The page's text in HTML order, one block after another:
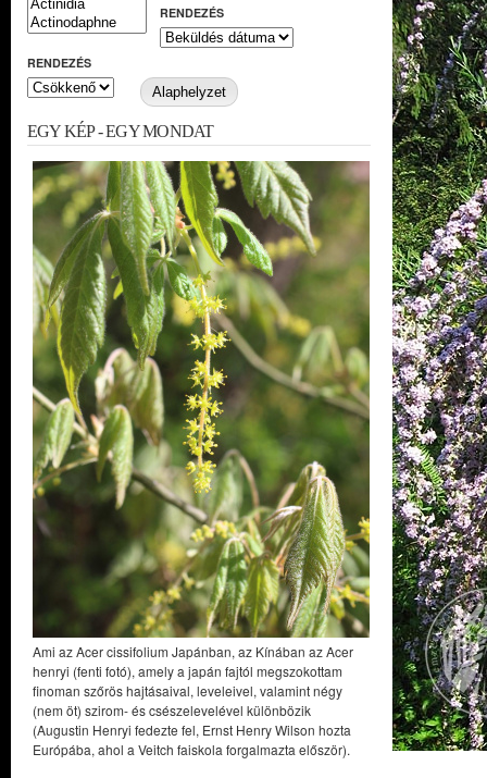
RENDEZÉS
RENDEZÉS
EGY KÉP - EGY MONDAT
Ami az Acer cissifolium Japánban, az Kínában az Acer
henryi (fenti fotó), amely a japán fajtól megszokottam
finoman szőrös hajtásaival, leveleivel, valamint négy
(nem öt) szirom- és csészelevelével különbözik
(Augustin Henryi fedezte fel, Ernst Henry Wilson hozta
Európába, ahol a Veitch faiskola forgalmazta először).